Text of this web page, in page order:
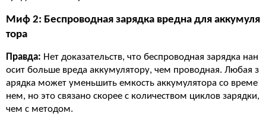
Миф 2: Беспроводная зарядка вредна для аккумуля
тора
Правда: Нет доказательств, что беспроводная зарядка нан
осит больше вреда аккумулятору, чем проводная. Любая з
арядка может уменьшить емкость аккумулятора со време
нем, но это связано скорее с количеством циклов зарядки,
чем с методом.